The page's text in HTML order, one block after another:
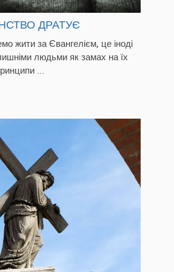
ДРАТУЄ
жити за Євангелієм, це іноді
людьми як замах на їх
...